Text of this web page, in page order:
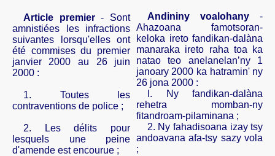
Article premier- Sont
amnistiées les infractions
suivantes lorsqu'elles ont
été commises du premier
janvier 2000 au 26 juin
2000 :
1. Toutes les
contraventions de police ;
2. Les délits pour
lesquels une peine
d'amende est encourue ;
Andininy voalohany -
Ahazoana famotsoran-
keloka ireto fandikan-dalàna
manaraka ireto raha toa ka
natao teo anelanelan’ny 1
janoary 2000 ka hatramin' ny
26 jona 2000 :
I. Ny fandikan-dalàna
rehetra momban-ny
fitandroam-pilaminana ;
2. Ny fahadisoana izay tsy
andoavana afa-tsy sazy vola
;